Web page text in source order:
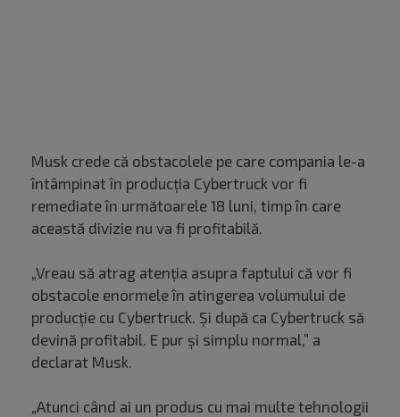
Musk crede că obstacolele pe care compania le-a
întâmpinat în producția Cybertruck vor fi
remediate în următoarele 18 luni, timp în care
această divizie nu va fi profitabilă.
„Vreau să atrag atenția asupra faptului că vor fi
obstacole enormele în atingerea volumului de
producție cu Cybertruck. Și după ca Cybertruck să
devină profitabil. E pur și simplu normal,” a
declarat Musk.
„Atunci când ai un produs cu mai multe tehnologii